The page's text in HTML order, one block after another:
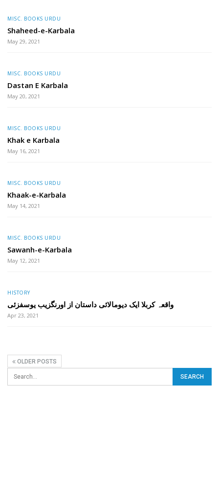
MISC. BOOKS URDU
Shaheed-e-Karbala
May 29, 2021
MISC. BOOKS URDU
Dastan E Karbala
May 20, 2021
MISC. BOOKS URDU
Khak e Karbala
May 16, 2021
MISC. BOOKS URDU
Khaak-e-Karbala
May 14, 2021
MISC. BOOKS URDU
Sawanh-e-Karbala
May 12, 2021
HISTORY
واقعہ کربلا ایک دیومالائی داستان از اورنگزیب یوسفزئی
Apr 23, 2021
OLDER POSTS